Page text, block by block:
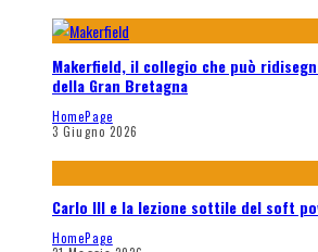
Makerfield, il collegio che può
della Gran Bretagna
HomePage
3 Giugno 2026
Carlo III e la lezione sottile del soft
HomePage